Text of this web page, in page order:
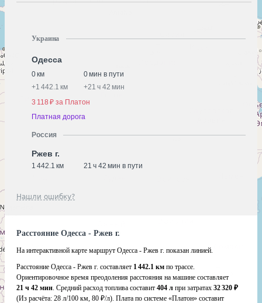
Украина
Одесса
0 км
0 мин в пути
+1 442.1 км +21 ч 42 мин
3 118 ₽ за Платон
Платная дорога
Россия
Ржев г.
1 442.1 км 21 ч 42 мин в пути
Нашли ошибку?
Расстояние Одесса - Ржев г.
На интерактивной карте маршрут Одесса - Ржев г. показан линией.
Расстояние Одесса - Ржев г. составляет 1 442.1 км по трассе.
Ориентировочное время преодоления расстояния на машине составляет
21 ч 42 мин. Средний расход топлива составит 404 л при затратах 32 320 ₽
(Из расчёта: 28 л/100 км, 80 ₽/л). Плата по системе «Платон» составит